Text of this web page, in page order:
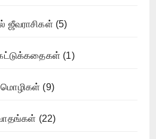
ஜீவராசிகள் (5)
(1)
மொழிகள் (9)
(22)